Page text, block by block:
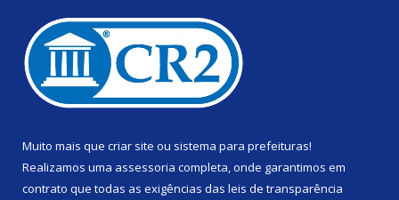
Muito mais que criar site ou sistema para prefeituras!
Realizamos uma assessoria completa, onde garantimos em
contrato que todas as exigências das leis de transparência